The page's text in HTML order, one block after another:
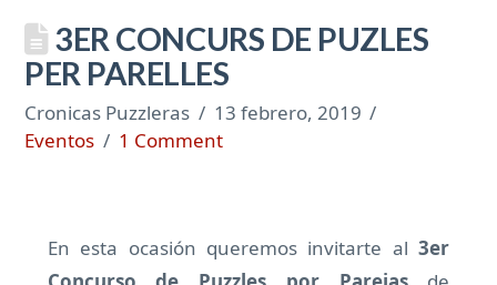
3ER CONCURS DE PUZLES
PER PARELLES
Cronicas Puzzleras
13 febrero, 2019
Eventos
1 Comment
En esta ocasión queremos invitarte al3er